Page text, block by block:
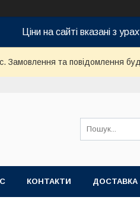
Ціни на сайті вказані з
Замовлення та повідомлення
КОНТАКТИ ДОСТАВКА